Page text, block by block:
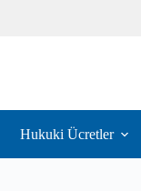
Hukuki Ücretler